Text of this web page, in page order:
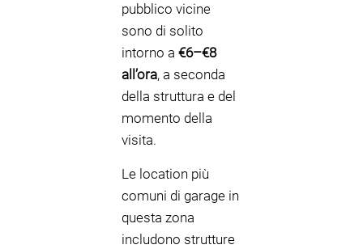
pubblico vicine
sono di solito
intorno a €6–€8
all’ora, a seconda
della struttura e del
momento della
visita.
Le location più
comuni di garage in
questa zona
includono strutture